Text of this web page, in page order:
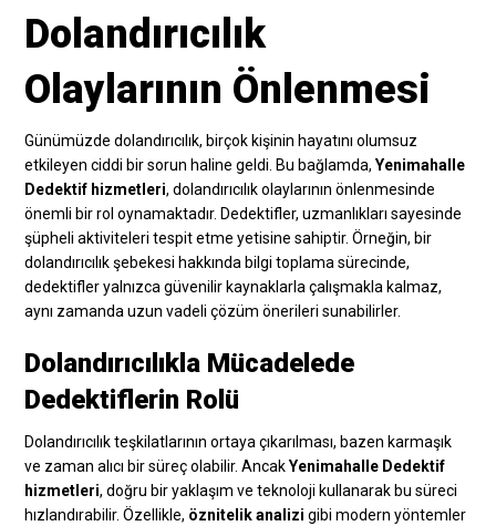
Dolandırıcılık
Olaylarının Önlenmesi
Günümüzde dolandırıcılık, birçok kişinin hayatını olumsuz
etkileyen ciddi bir sorun haline geldi. Bu bağlamda,Yenimahalle
Dedektif hizmetleri, dolandırıcılık olaylarının önlenmesinde
önemli bir rol oynamaktadır. Dedektifler, uzmanlıkları sayesinde
şüpheli aktiviteleri tespit etme yetisine sahiptir. Örneğin, bir
dolandırıcılık şebekesi hakkında bilgi toplama sürecinde,
dedektifler yalnızca güvenilir kaynaklarla çalışmakla kalmaz,
aynı zamanda uzun vadeli çözüm önerileri sunabilirler.
Dolandırıcılıkla Mücadelede
Dedektiflerin Rolü
Dolandırıcılık teşkilatlarının ortaya çıkarılması, bazen karmaşık
ve zaman alıcı bir süreç olabilir. AncakYenimahalle Dedektif
hizmetleri, doğru bir yaklaşım ve teknoloji kullanarak bu süreci
hızlandırabilir. Özellikle, öznitelik analizi gibi modern yöntemler